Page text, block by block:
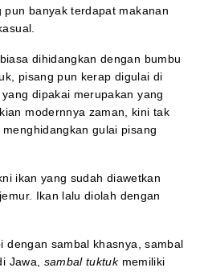
banyak terdapat makanan
dihidangkan dengan bumbu
pisang pun kerap digulai di
dipakai merupakan yang
modernnya zaman, kini tak
gulai pisang
ikan yang sudah diawetkan
Ikan lalu diolah dengan
dengan sambal khasnya, sambal
Jawa, sambal tuktukmemiliki